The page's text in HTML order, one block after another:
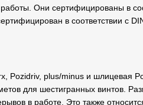
Они сертифицированы в
в соответствии с
Pozidriv, plus/minus и шлицевая
для шестигранных винтов.
в работе. Это также